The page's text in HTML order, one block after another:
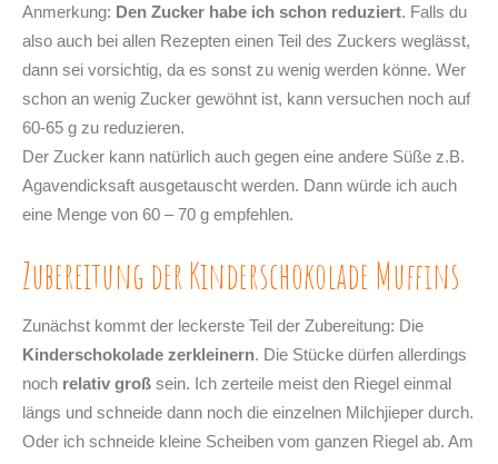
Anmerkung: Den Zucker habe ich schon reduziert. Falls du
also auch bei allen Rezepten einen Teil des Zuckers weglässt,
dann sei vorsichtig, da es sonst zu wenig werden könne. Wer
schon an wenig Zucker gewöhnt ist, kann versuchen noch auf
60-65 g zu reduzieren.
Der Zucker kann natürlich auch gegen eine andere Süße z.B.
Agavendicksaft ausgetauscht werden. Dann würde ich auch
eine Menge von 60 – 70 g empfehlen.
Zubereitung der Kinderschokolade Muffins
Zunächst kommt der leckerste Teil der Zubereitung: Die
Kinderschokolade zerkleinern. Die Stücke dürfen allerdings
noch relativ groß sein. Ich zerteile meist den Riegel einmal
längs und schneide dann noch die einzelnen Milchjieper durch.
Oder ich schneide kleine Scheiben vom ganzen Riegel ab. Am